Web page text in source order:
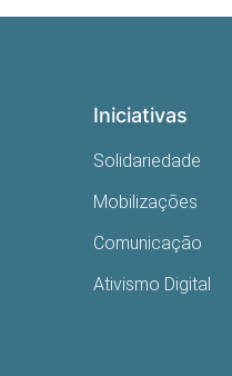
Iniciativas
Solidariedade
Mobilizações
Comunicação
Ativismo Digital